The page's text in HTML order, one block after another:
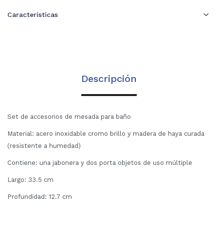
Características
Descripción
Set de accesorios de mesada para baño
Material: acero inoxidable cromo brillo y madera de haya curada
(resistente a humedad)
Contiene: una jabonera y dos porta objetos de uso múltiple
Largo: 33.5 cm
Profundidad: 12.7 cm